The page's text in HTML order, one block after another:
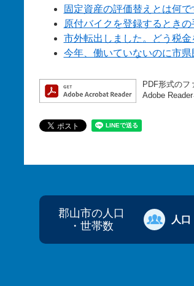
固定資産の評価替えとは何で
原付バイクを登録するときの
市外転出しました。どう税
今年、働いていないのに市
PDF形式のフ
Adobe
郡山市の人口
・世帯数
人口